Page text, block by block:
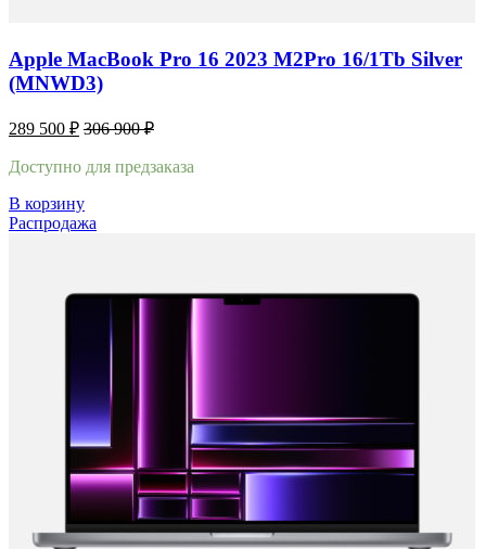
Apple MacBook Pro 16 2023 M2Pro 16/1Tb Silver
(MNWD3)
289 500 ₽ 306 900₽
Доступно для предзаказа
В корзину
Распродажа